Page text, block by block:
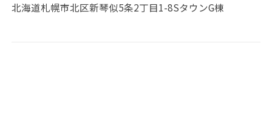
北海道札幌市北区新琴似5条2丁目1-8SタウンG棟